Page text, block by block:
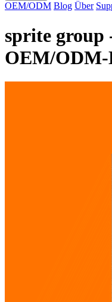
OEM/ODM Blog Über
sprite group
OEM/ODM-